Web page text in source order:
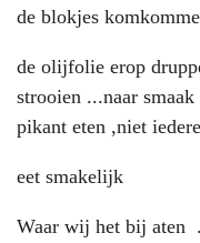
de blokjes
de olijfolie erop
strooien ...naar
pikant eten ,niet
eet smakelijk
Waar wij het bij aten